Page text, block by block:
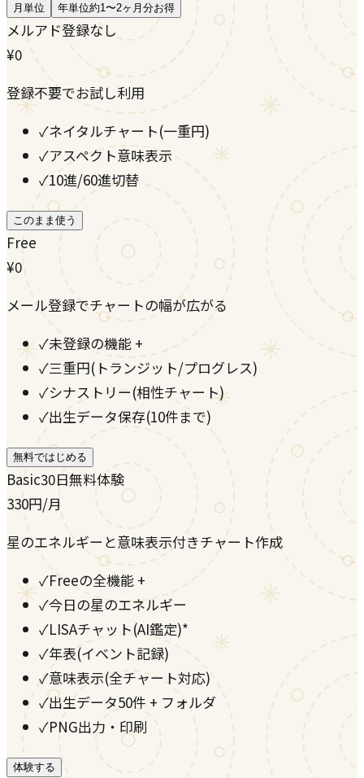
月単位 年単位約1〜2ヶ月分お得
メルアド登録なし
¥0
登録不要でお試し利用
✓ネイタルチャート(一重円)
✓アスペクト意味表示
✓10進/60進切替
このまま使う
Free
¥0
メール登録でチャートの幅が広がる
✓未登録の機能 +
✓三重円(トランジット/プログレス)
✓シナストリー(相性チャート)
✓出生データ保存(10件まで)
無料ではじめる
Basic30日無料体験
330円/月
星のエネルギーと意味表示付きチャート作成
✓Freeの全機能 +
✓今日の星のエネルギー
✓LISAチャット(AI鑑定)*
✓年表(イベント記録)
✓意味表示(全チャート対応)
✓出生データ50件 + フォルダ
✓PNG出力・印刷
体験する